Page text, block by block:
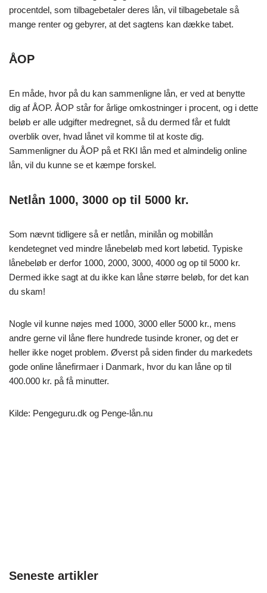
procentdel, som tilbagebetaler deres lån, vil tilbagebetale så
mange renter og gebyrer, at det sagtens kan dække tabet.
ÅOP
En måde, hvor på du kan sammenligne lån, er ved at benytte
dig af ÅOP. ÅOP står for årlige omkostninger i procent, og i dette
beløb er alle udgifter medregnet, så du dermed får et fuldt
overblik over, hvad lånet vil komme til at koste dig.
Sammenligner du ÅOP på et RKI lån med et almindelig online
lån, vil du kunne se et kæmpe forskel.
Netlån 1000, 3000 op til 5000 kr.
Som nævnt tidligere så er netlån, minilån og mobillån
kendetegnet ved mindre lånebeløb med kort løbetid. Typiske
lånebeløb er derfor 1000, 2000, 3000, 4000 og op til 5000 kr.
Dermed ikke sagt at du ikke kan låne større beløb, for det kan
du skam!
Nogle vil kunne nøjes med 1000, 3000 eller 5000 kr., mens
andre gerne vil låne flere hundrede tusinde kroner, og det er
heller ikke noget problem. Øverst på siden finder du markedets
gode online lånefirmaer i Danmark, hvor du kan låne op til
400.000 kr. på få minutter.
Kilde: Pengeguru.dk og Penge-lån.nu
Seneste artikler